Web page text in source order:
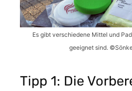
Es gibt verschiedene Mittel und
geeignet sind.
Tipp 1: Die